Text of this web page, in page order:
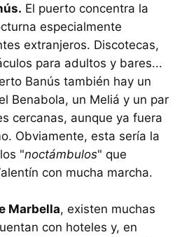
El puerto concentra la
especialmente
extranjeros. Discotecas,
para adultos y bares...
Banús también hay un
Benabola, un Meliá y un par
cercanas, aunque ya fuera
Obviamente, esta sería la
"noctámbulos" que
con mucha marcha.
Marbella, existen muchas
con hoteles y, en